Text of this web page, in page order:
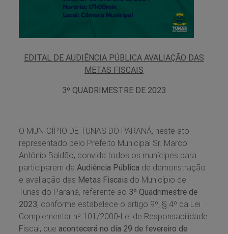
EDITAL DE AUDIÊNCIA PÚBLICA AVALIAÇÃO DAS
METAS FISCAIS
3º QUADRIMESTRE DE 2023
O MUNICÍPIO DE TUNAS DO PARANÁ, neste ato
representado pelo Prefeito Municipal Sr. Marco
Antônio Baldão, convida todos os munícipes para
participarem da Audiência Pública de demonstração
e avaliação das Metas Fiscais do Município de
Tunas do Paraná, referente ao 3º Quadrimestre de
2023, conforme estabelece o artigo 9º, § 4º da Lei
Complementar nº 101/2000-Lei de Responsabilidade
Fiscal, que acontecerá no dia 29 de fevereiro de